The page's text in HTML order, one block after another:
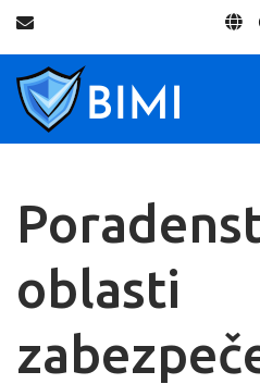
oblasti